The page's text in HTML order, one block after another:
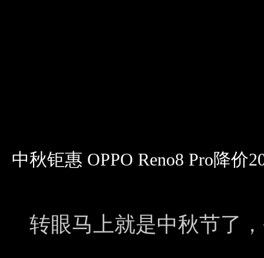
中秋钜惠 OPPO Reno8 Pro降价
转眼马上就是中秋节了